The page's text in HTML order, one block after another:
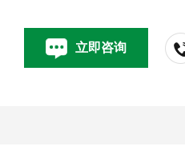
3、主要配置：水泵、流量
4、箱子底部安装可以固定
立即咨询